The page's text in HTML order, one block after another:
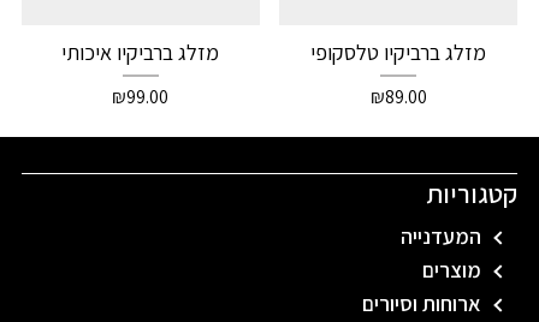
מזלג ברביקיו טלסקופי
₪89.00
מזלג ברביקיו איכותי
₪99.00
קטגוריות
המעדנייה
מוצרים
ארוחות וסיורים